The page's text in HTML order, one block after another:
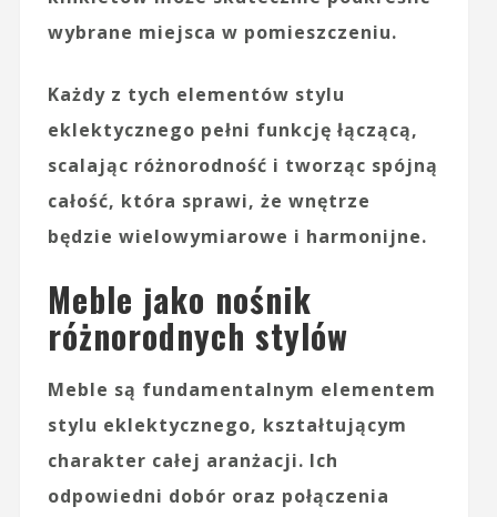
wybrane miejsca w pomieszczeniu.
Każdy z tych elementów stylu
eklektycznego pełni funkcję łączącą,
scalając różnorodność i tworząc spójną
całość, która sprawi, że wnętrze
będzie wielowymiarowe i harmonijne.
Meble jako nośnik
różnorodnych stylów
Meble są fundamentalnym elementem
stylu eklektycznego, kształtującym
charakter całej aranżacji. Ich
odpowiedni dobór oraz połączenia